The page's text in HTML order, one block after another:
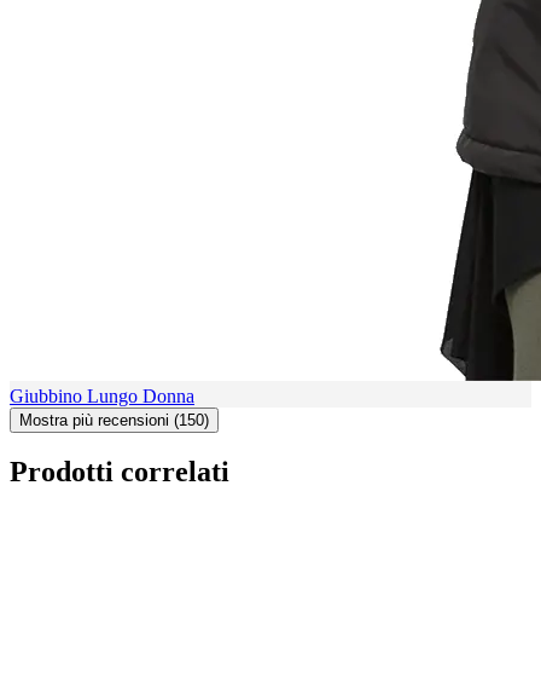
Giubbino Lungo Donna
Mostra più recensioni (150)
Prodotti correlati